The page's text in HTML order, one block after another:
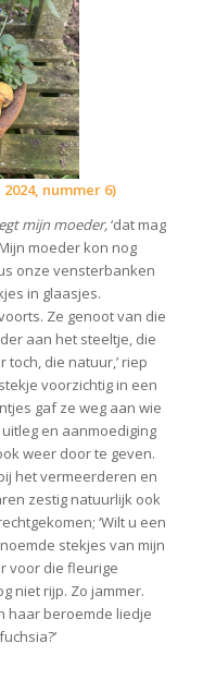
nummer 6)
mijn moeder,‘dat mag
moeder kon nog
onze vensterbanken
in glaasjes.
Ze genoot van die
aan het steeltje, die
toch, die natuur,’ riep
voorzichtig in een
gaf ze weg aan wie
en aanmoediging
weer door te geven.
het vermeerderen en
zestig natuurlijk ook
‘Wilt u een
stekjes van mijn
voor die fleurige
niet rijp. Zo jammer.
haar beroemde liedje